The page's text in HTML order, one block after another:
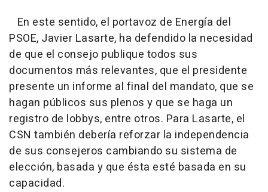
En este sentido, el portavoz de Energía del
PSOE, Javier Lasarte, ha defendido la necesidad
de que el consejo publique todos sus
documentos más relevantes, que el presidente
presente un informe al final del mandato, que se
hagan públicos sus plenos y que se haga un
registro de lobbys, entre otros. Para Lasarte, el
CSN también debería reforzar la independencia
de sus consejeros cambiando su sistema de
elección, basada y que ésta esté basada en su
capacidad.